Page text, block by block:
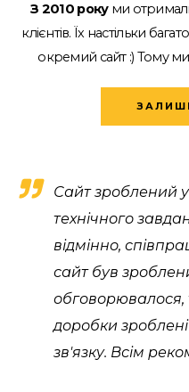
З 2010 рокуми
клієнтів. Їх настільки
окремий сайт :) Тому
Сайт зроблений у
технічного
відмінно,
сайт був
обговорювалося,
доробки
зв'язку. Всім